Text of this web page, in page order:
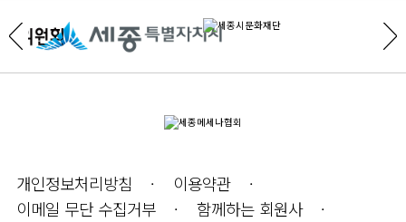
개인정보처리방침
이용약관
이메일 무단 수집거부
함께하는 회원사